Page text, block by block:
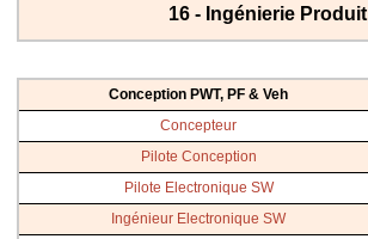
16 - Ingénierie Produit
Conception PWT, PF & Veh
Concepteur
Pilote Conception
Pilote Electronique SW
Ingénieur Electronique SW